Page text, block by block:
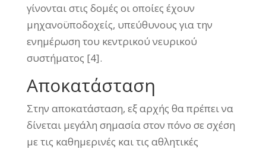
γίνονται στις δομές οι οποίες έχουν
μηχανοϋποδοχείς, υπεύθυνους για την
ενημέρωση του κεντρικού νευρικού
συστήματος [4].
Αποκατάσταση
Στην αποκατάσταση, εξ αρχής θα πρέπει να
δίνεται μεγάλη σημασία στον πόνο σε σχέση
με τις καθημερινές και τις αθλητικές